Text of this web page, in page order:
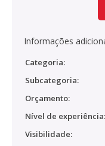
Informações
Categoria:
Subcategoria:
Orçamento:
Nível de experiência:
Visibilidade: